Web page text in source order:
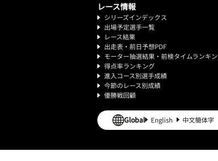
レース情報
シリーズインデックス
出場予定選手一覧
レース結果
出走表・前日予想PDF
モーター抽選結果・前検タイムランキ
得点率ランキング
進入コース別選手成績
今節のレース別成績
優勝戦回顧
Global English 中文簡体字